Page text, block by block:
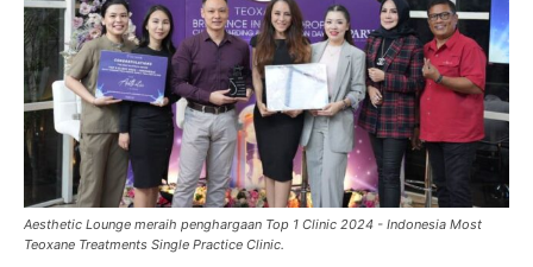
Aesthetic Lounge meraih penghargaan Top 1 Clinic 2024 - Indonesia Most
Teoxane Treatments Single Practice Clinic.